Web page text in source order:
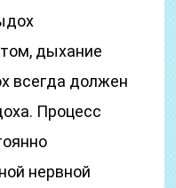
дыхание
всегда должен
Процесс
нервной